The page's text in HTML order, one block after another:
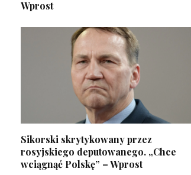
Wprost
Sikorski skrytykowany przez
rosyjskiego deputowanego. „Chce
wciągnąć Polskę” – Wprost